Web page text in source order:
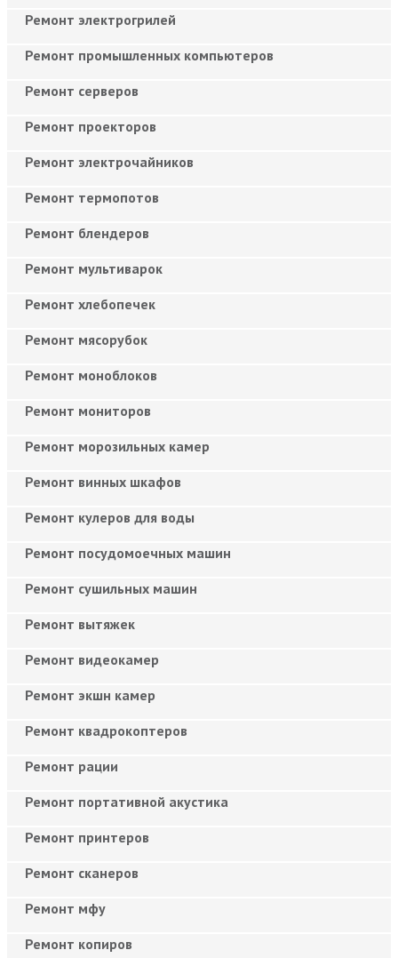
Ремонт электрогрилей
Ремонт промышленных компьютеров
Ремонт серверов
Ремонт проекторов
Ремонт электрочайников
Ремонт термопотов
Ремонт блендеров
Ремонт мультиварок
Ремонт хлебопечек
Ремонт мясорубок
Ремонт моноблоков
Ремонт мониторов
Ремонт морозильных камер
Ремонт винных шкафов
Ремонт кулеров для воды
Ремонт посудомоечных машин
Ремонт сушильных машин
Ремонт вытяжек
Ремонт видеокамер
Ремонт экшн камер
Ремонт квадрокоптеров
Ремонт рации
Ремонт портативной акустика
Ремонт принтеров
Ремонт сканеров
Ремонт мфу
Ремонт копиров